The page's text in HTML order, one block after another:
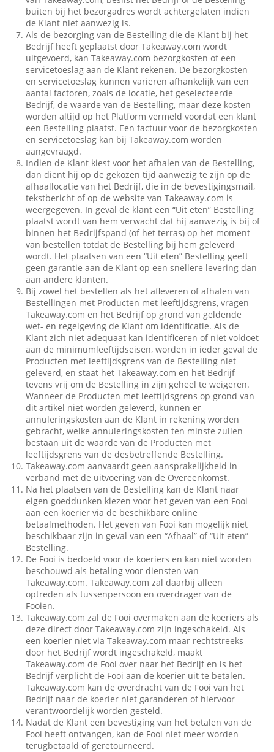
buiten bij het bezorgadres wordt achtergelaten indien
de Klant niet aanwezig is.
Als de bezorging van de Bestelling die de Klant bij het
Bedrijf heeft geplaatst door Takeaway.com wordt
uitgevoerd, kan Takeaway.com bezorgkosten of een
servicetoeslag aan de Klant rekenen. De bezorgkosten
en servicetoeslag kunnen variëren afhankelijk van een
aantal factoren, zoals de locatie, het geselecteerde
Bedrijf, de waarde van de Bestelling, maar deze kosten
worden altijd op het Platform vermeld voordat een klant
een Bestelling plaatst. Een factuur voor de bezorgkosten
en servicetoeslag kan bij Takeaway.com worden
aangevraagd.
Indien de Klant kiest voor het afhalen van de Bestelling,
dan dient hij op de gekozen tijd aanwezig te zijn op de
afhaallocatie van het Bedrijf, die in de bevestigingsmail,
tekstbericht of op de website van Takeaway.com is
weergegeven. In geval de klant een “Uit eten” Bestelling
plaatst wordt van hem verwacht dat hij aanwezig is bij of
binnen het Bedrijfspand (of het terras) op het moment
van bestellen totdat de Bestelling bij hem geleverd
wordt. Het plaatsen van een “Uit eten” Bestelling geeft
geen garantie aan de Klant op een snellere levering dan
aan andere klanten.
Bij zowel het bestellen als het afleveren of afhalen van
Bestellingen met Producten met leeftijdsgrens, vragen
Takeaway.com en het Bedrijf op grond van geldende
wet- en regelgeving de Klant om identificatie. Als de
Klant zich niet adequaat kan identificeren of niet voldoet
aan de minimumleeftijdseisen, worden in ieder geval de
Producten met leeftijdsgrens van de Bestelling niet
geleverd, en staat het Takeaway.com en het Bedrijf
tevens vrij om de Bestelling in zijn geheel te weigeren.
Wanneer de Producten met leeftijdsgrens op grond van
dit artikel niet worden geleverd, kunnen er
annuleringskosten aan de Klant in rekening worden
gebracht, welke annuleringskosten ten minste zullen
bestaan uit de waarde van de Producten met
leeftijdsgrens van de desbetreffende Bestelling.
Takeaway.com aanvaardt geen aansprakelijkheid in
verband met de uitvoering van de Overeenkomst.
Na het plaatsen van de Bestelling kan de Klant naar
eigen goeddunken kiezen voor het geven van een Fooi
aan een koerier via de beschikbare online
betaalmethoden. Het geven van Fooi kan mogelijk niet
beschikbaar zijn in geval van een “Afhaal” of “Uit eten”
Bestelling.
De Fooi is bedoeld voor de koeriers en kan niet worden
beschouwd als betaling voor diensten van
Takeaway.com. Takeaway.com zal daarbij alleen
optreden als tussenpersoon en overdrager van de
Fooien.
Takeaway.com zal de Fooi overmaken aan de koeriers als
deze direct door Takeaway.com zijn ingeschakeld. Als
een koerier niet via Takeaway.com maar rechtstreeks
door het Bedrijf wordt ingeschakeld, maakt
Takeaway.com de Fooi over naar het Bedrijf en is het
Bedrijf verplicht de Fooi aan de koerier uit te betalen.
Takeaway.com kan de overdracht van de Fooi van het
Bedrijf naar de koerier niet garanderen of hiervoor
verantwoordelijk worden gesteld.
Nadat de Klant een bevestiging van het betalen van de
Fooi heeft ontvangen, kan de Fooi niet meer worden
terugbetaald of geretourneerd.